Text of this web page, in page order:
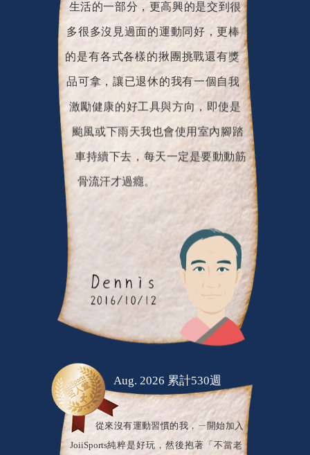
生活的一部分，更高興的是交到很
多很多沒見過面的運動同好，更棒
的是有各式各樣的揪團挑戰還有獎
品可拿，讓已退休的我有一個自我
激勵健康的好工具與方向，即使是
颱風或下雨天我也會使用室內腳踏
車持續下去，每天一定是要動動筋
Aug. 2026 累計530週
從來沒有運動習慣的我，ㄧ開始加入
JoiiSports純粹是好玩，然後抱著「不當老